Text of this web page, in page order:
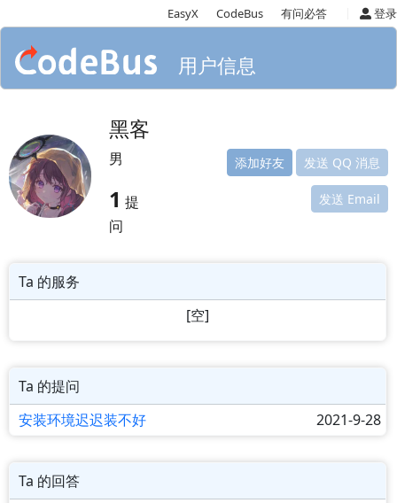
EasyX CodeBus 有问必答 登录
用户信息
黑客
男
1 提
问
添加好友 发送 QQ 消息
发送 Email
Ta 的服务
[空]
Ta 的提问
安装环境迟迟装不好
2021-9-28
Ta 的回答